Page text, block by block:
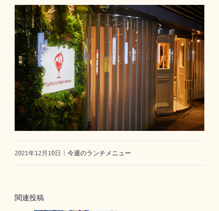
2021年12月10日 | 今週のランチメニュー
関連投稿